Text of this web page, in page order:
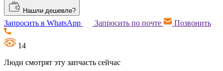
Нашли дешевле?
Запросить в WhatsApp Запросить по почте Позвонить
14
Люди смотрят эту запчасть сейчас